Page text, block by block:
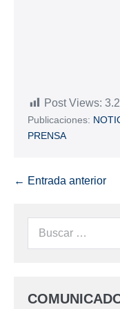
Post Views:
Publicaciones:
PRENSA
← Entrada anterior